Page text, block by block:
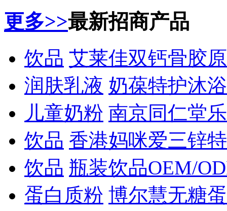
更多>>最新招商产品
饮品 艾莱佳双钙骨胶
润肤乳液 奶葆特护沐
儿童奶粉 南京同仁堂
饮品 香港妈咪爱三锌
饮品 瓶装饮品OEM/
蛋白质粉 博尔慧无糖